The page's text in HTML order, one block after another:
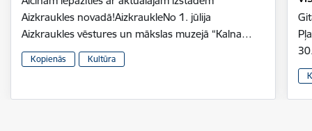
Aizkraukles novadā!AizkraukleNo 1. jūlija
Aizkraukles vēstures un mākslas muzejā “Kalna…
Kopienās Kultūra